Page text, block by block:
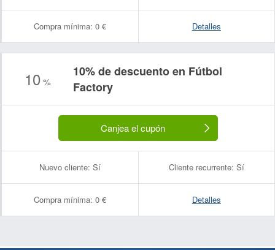
Compra mínima: 0 € Detalles
10 %
10% de descuento en Fútbol
Factory
Canjea el cupón
Nuevo cliente: Sí Cliente recurrente: Sí
Compra mínima: 0 € Detalles